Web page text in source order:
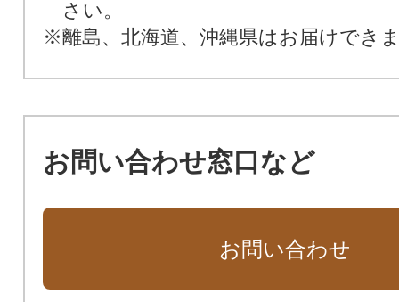
さい。
※離島、北海道、沖縄県はお届けでき
お問い合わせ窓口など
お問い合わせ